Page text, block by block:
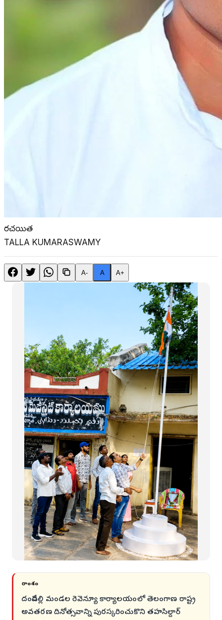
రచయిత
TALLA KUMARASWAMY
A- A A+
సారాంశం
దండేపల్లి మండల రెవెన్యూ కార్యాలయంలో తెలంగాణ రాష్ట్ర
అవతరణ దినోత్సవాన్ని పురస్కరించుకొని తహసిల్దార్